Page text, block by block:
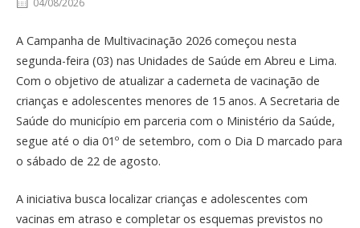
04/08/2026
A Campanha de Multivacinação 2026 começou nesta
segunda-feira (03) nas Unidades de Saúde em Abreu e Lima.
Com o objetivo de atualizar a caderneta de vacinação de
crianças e adolescentes menores de 15 anos. A Secretaria de
Saúde do município em parceria com o Ministério da Saúde,
segue até o dia 01º de setembro, com o Dia D marcado para
o sábado de 22 de agosto.
A iniciativa busca localizar crianças e adolescentes com
vacinas em atraso e completar os esquemas previstos no